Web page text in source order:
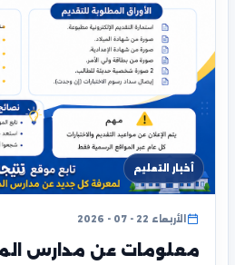
أخبار التعليم
الأربعاء 22 - 07 - 2026
معلومات عن مدارس